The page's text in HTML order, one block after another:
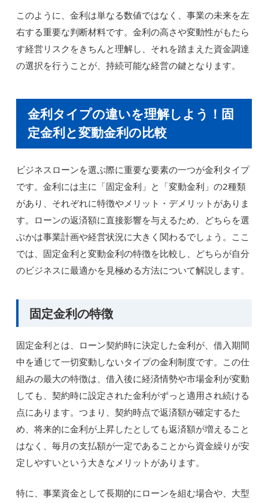
このように、金利は単なる数値ではなく、事業の未来を左
右する重要な判断材料です。金利の高さや変動性がもたら
す経営リスクをきちんと理解し、それを踏まえた資金調達
の選択を行うことが、持続可能な経営の鍵となります。
金利タイプの違いを理解しよう！固
定金利と変動金利の比較
ビジネスローンを選ぶ際に重要な要素の一つが金利タイプ
です。金利には主に「固定金利」と「変動金利」の2種類
があり、それぞれに特徴やメリット・デメリットがありま
す。ローンの返済額に直接影響を与えるため、どちらを選
ぶかは事業計画や経営状況に大きく関わるでしょう。ここ
では、固定金利と変動金利の特徴を比較し、どちらが自分
のビジネスに最適かを見極める方法について解説します。
固定金利の特徴
固定金利とは、ローン契約時に決定した金利が、借入期間
中を通じて一切変動しないタイプの金利制度です。この仕
組みの最大の特徴は、借入後に経済情勢や市場金利が変動
しても、契約時に設定された金利がずっと適用され続ける
点にあります。つまり、契約時点で返済額が確定するた
め、将来的に金利が上昇したとしても返済額が増えること
はなく、毎月の支払額が一定であることから資金繰りが安
定しやすいという大きなメリットがあります。
特に、事業資金として長期的にローンを組む場合や、大型